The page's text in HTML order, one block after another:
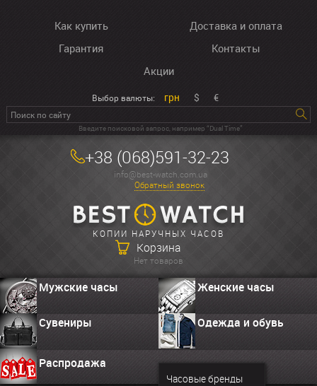
Как купить
Доставка и оплата
Гарантия
Контакты
Акции
Выбор валюты: грн $ €
Введите поисковой запрос, например “Dual Time”
+38 (068)591-32-23
info@best-watch.com.ua
Обратный звонок
КОПИИ НАРУЧНЫХ ЧАСОВ
Корзина
Нет товаров
Мужские часы Женские часы
Сувениры Одежда и обувь
Распродажа
Часовые бренды